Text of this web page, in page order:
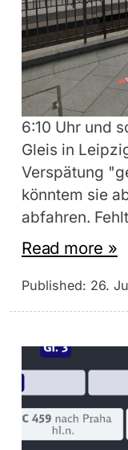
6:10 Uhr und
Gleis in
Verspätung
könntem sie
abfahren.
Read more »
Published: 26.